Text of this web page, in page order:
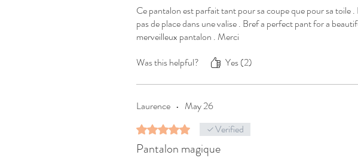
Ce pantalon est parfait tant pour sa coupe que pour sa toile
pas de place dans une valise . Bref a perfect pant for a
merveilleux pantalon . Merci
Was this helpful?
Yes (2)
Laurence • May 26
Rated 5 out of 5 stars.Verified
Pantalon magique